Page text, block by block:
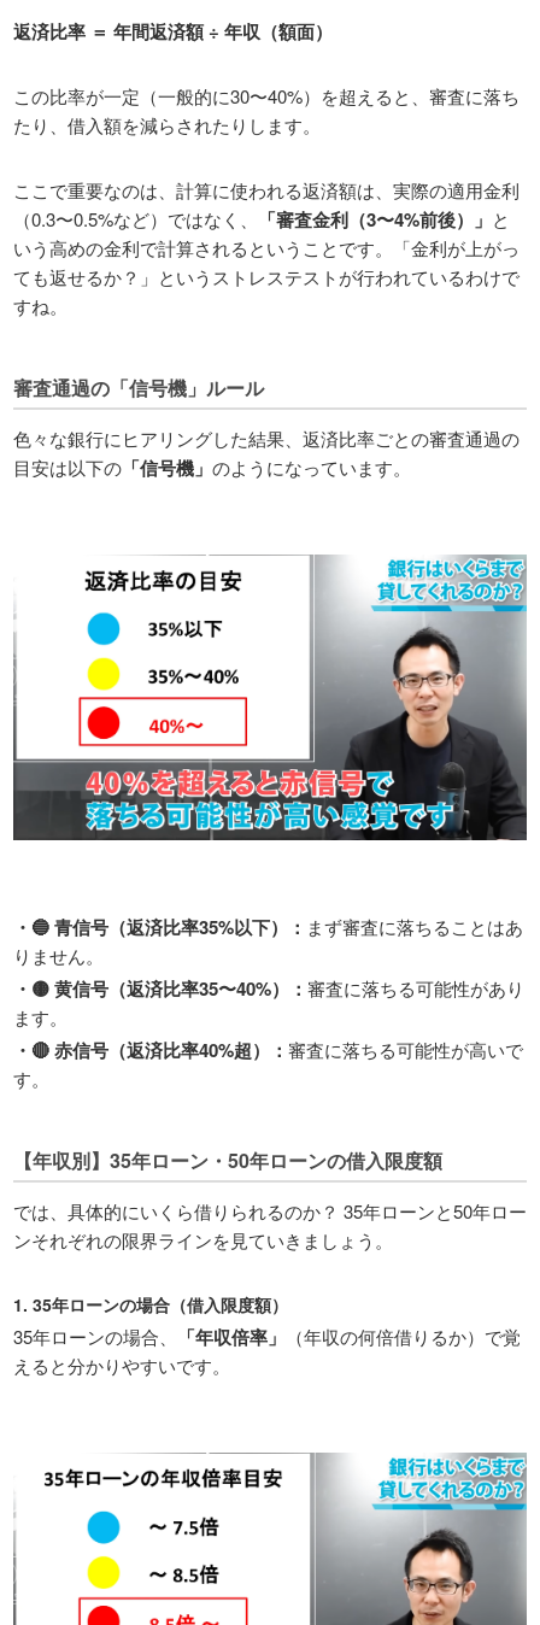
返済比率 ＝ 年間返済額 ÷ 年収（額面）
この比率が一定（一般的に30〜40%）を超えると、審査に落ち
たり、借入額を減らされたりします。
ここで重要なのは、計算に使われる返済額は、実際の適用金利
（0.3〜0.5%など）ではなく、
「審査金利（3〜4%前後）」 と
いう高めの金利で計算されるということです。「金利が上がっ
ても返せるか？」というストレステストが行われているわけで
すね。
審査通過の「信号機」ルール
色々な銀行にヒアリングした結果、返済比率ごとの審査通過の
目安は以下の「信号機」 のようになっています。
・🔵 青信号（返済比率35%以下）： まず審査に落ちることはあ
りません。
・🟡 黄信号（返済比率35〜40%）： 審査に落ちる可能性があり
ます。
・🔴 赤信号（返済比率40%超）： 審査に落ちる可能性が高いで
す。
【年収別】35年ローン・50年ローンの借入限度額
では、具体的にいくら借りられるのか？ 35年ローンと50年ロー
ンそれぞれの限界ラインを見ていきましょう。
1. 35年ローンの場合（借入限度額）
35年ローンの場合、 「年収倍率」
（年収の何倍借りるか）で覚
えると分かりやすいです。